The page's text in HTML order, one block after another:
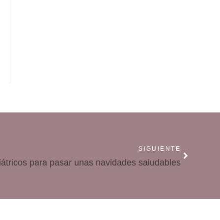
SIGUIENTE
para pasar unas navidades saludables